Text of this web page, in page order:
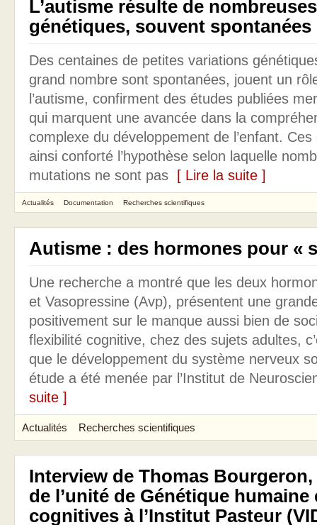
L’autisme résulte de
génétiques, souvent spontanées
Des centaines de petites variations
grand nombre sont spontanées, jouent un
l’autisme, confirment des études publiées
qui marquent une avancée dans la
complexe du développement de l’enfant.
ainsi conforté l’hypothèse selon laquelle
mutations ne sont pas [ Lire la suite ]
Actualités Documentation Recherches scientifiques
Autisme : des hormones pour «
Une recherche a montré que les deux
et Vasopressine (Avp), présentent une
positivement sur le manque aussi bien de
flexibilité cognitive, chez des sujets adultes,
que le développement du système nerveux
étude a été menée par l’Institut de
suite ]
Actualités Recherches scientifiques
Interview de Thomas
de l’unité de Génétique
cognitives à l’Institut Pasteur